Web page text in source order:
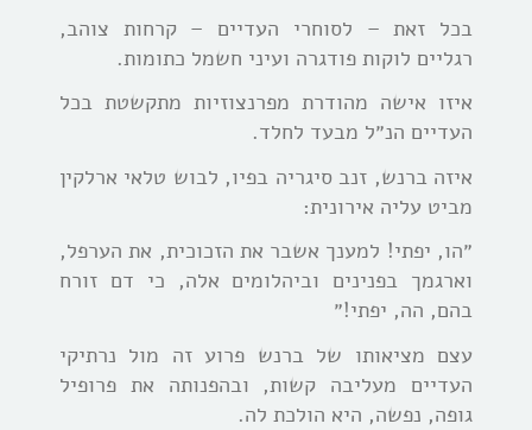
בכל זאת – לסוחרי העדיים – קרחות צוהב,
רגליים לוקות פודגרה ועיני חשמל כתומות.
איזו אישה מהודרת מפרנצוזיות מתקשטת בכל
העדיים הנ״ל מבעד לחלד.
איזה ברנש, זנב סיגריה בפיו, לבוש טלאי ארלקין
מביט עליה אירונית:
״הו, יפתי! למענך אשבר את הזכוכית, את הערפל,
וארגמך בפנינים וביהלומים אלה, כי דם זורח
בהם, הה, יפתי!״
עצם מציאותו של ברנש פרוע זה מול נרתיקי
העדיים מעליבה קשות, ובהפנותה את פרופיל
גופה, נפשה, היא הולכת לה.